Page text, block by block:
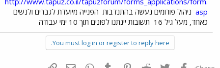
asp ניהול פורומים נעשה בהתנדבות הפנייה מיועדת לגברים ולנשים
כאחד, מעל גיל 16
תשובות יינתנו לפונים תוך 10 ימי עבודה
You must log in or register to reply here.